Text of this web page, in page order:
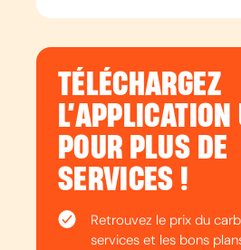
TÉLÉCHARGEZ
L’APPLICATION
POUR PLUS DE
SERVICES !
Retrouvez le prix du
services et les bons